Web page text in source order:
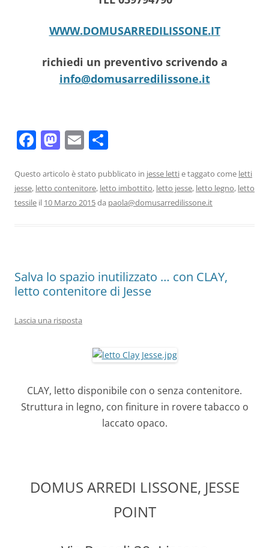
WWW.DOMUSARREDILISSONE.IT
richiedi un preventivo scrivendo a
info@domusarredilissone.it
F
c
e
k
M
st
o
E
ai
l
n
di
Questo articolo è stato pubblicato in jesse lettie taggato come letti
jesse, letto contenitore, letto imbottito, letto jesse, letto legno, letto
tessile il 10 Marzo 2015da paola@domusarredilissone.it
Salva lo spazio inutilizzato … con CLAY,
letto contenitore di Jesse
Lascia una risposta
CLAY, letto disponibile con o senza contenitore.
Struttura in legno, con finiture in rovere tabacco o
laccato opaco.
DOMUS ARREDI LISSONE, JESSE
POINT